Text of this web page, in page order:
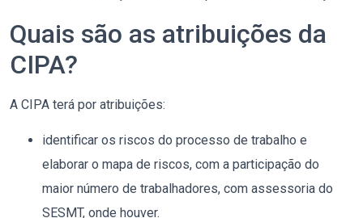
Quais são as atribuições da
CIPA?
A CIPA terá por atribuições:
identificar os riscos do processo de trabalho e
elaborar o mapa de riscos, com a participação do
maior número de trabalhadores, com assessoria do
SESMT, onde houver.